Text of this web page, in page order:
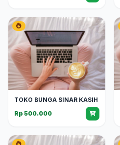
TOKO BUNGA SINAR KASIH
Rp 500.000